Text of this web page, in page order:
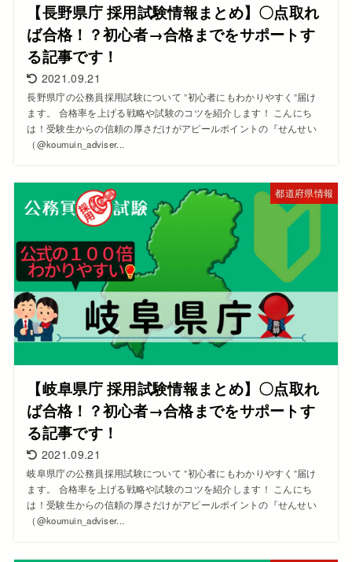
【長野県庁 採用試験情報まとめ】〇点取れ
ば合格！？初心者→合格までをサポートす
る記事です！
2021.09.21
長野県庁の公務員採用試験について ”初心者にもわかりやすく”届け
ます。 合格率を上げる戦略や試験のコツを紹介します！ こんにち
は！受験生からの信頼の厚さだけがアピールポイントの『せんせい
（@koumuin_adviser...
都道府県情報
【岐阜県庁 採用試験情報まとめ】〇点取れ
ば合格！？初心者→合格までをサポートす
る記事です！
2021.09.21
岐阜県庁の公務員採用試験について ”初心者にもわかりやすく”届け
ます。 合格率を上げる戦略や試験のコツを紹介します！ こんにち
は！受験生からの信頼の厚さだけがアピールポイントの『せんせい
（@koumuin_adviser...